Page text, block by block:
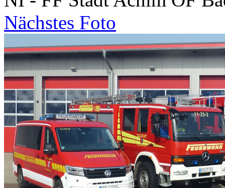
Nächstes Foto